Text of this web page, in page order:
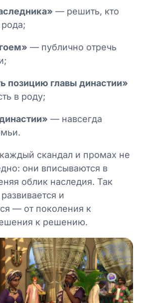
— решить, кто
— публично отречь
позицию главы династии»
в роду;
— навсегда
скандал и промах не
они вписываются в
облик наследия. Так
и
— от поколения к
к решению.